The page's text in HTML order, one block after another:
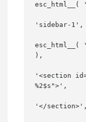
'sidebar-1',
),
'<section
%2$s">',
'</section>',